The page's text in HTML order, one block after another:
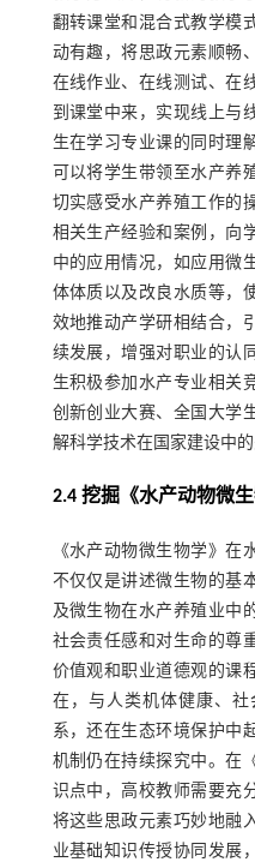
翻转课堂和混合式教学模
动有趣，将思政元素顺畅
在线作业、在线测试、在
到课堂中来，实现线上与
生在学习专业课的同时理
可以将学生带领至水产养
切实感受水产养殖工作的
相关生产经验和案例，向
中的应用情况，如应用微
体体质以及改良水质等，
效地推动产学研相结合，
续发展，增强对职业的认
生积极参加水产专业相关
创新创业大赛、全国大学
解科学技术在国家建设中的
2.4 挖掘《水产动物微
《水产动物微生物学》在
不仅仅是讲述微生物的基
及微生物在水产养殖业中
社会责任感和对生命的尊
价值观和职业道德观的课
在，与人类机体健康、
系，还在生态环境保护中
机制仍在持续探究中。在
识点中，高校教师需要充
将这些思政元素巧妙地融
业基础知识传授协同发展